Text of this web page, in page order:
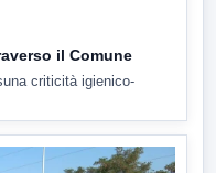
il Comune
criticità igienico-